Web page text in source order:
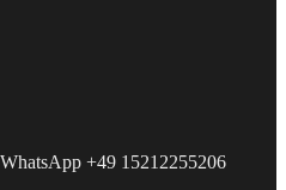
+49 15212255206